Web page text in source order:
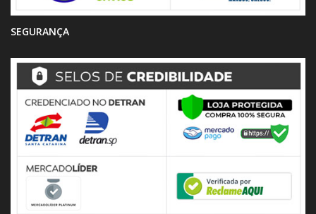
SEGURANÇA